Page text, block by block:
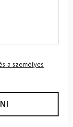
a személyes